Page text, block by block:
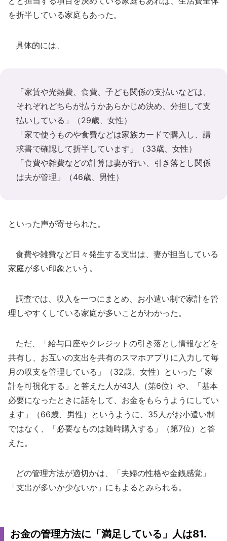
を折半している家庭もあった。
具体的には、
「家賃や光熱費、食費、子ども関係の支払いなどは、
それぞれどちらが払うかあらかじめ決め、分担して支
払いしている」（29歳、女性）
「家で使うものや食費などは家族カードで購入し、請
求書で確認して折半しています」（33歳、女性）
「食費や雑費などの計算は妻が行い、引き落とし関係
は夫が管理」（46歳、男性）
といった声が寄せられた。
食費や雑費など日々発生する支出は、妻が担当している
家庭が多い印象という。
調査では、収入を一つにまとめ、お小遣い制で家計を管
理しやすくしている家庭が多いことがわかった。
ただ、「給与口座やクレジットの引き落とし情報などを
共有し、お互いの支出を共有のスマホアプリに入力して毎
月の収支を管理している」（32歳、女性）といった「家
計を可視化する」と答えた人が43人（第6位）や、「基本
必要になったときに話をして、お金をもらうようにしてい
ます」（66歳、男性）というように、35人がお小遣い制
ではなく、「必要なものは随時購入する」（第7位）と答
えた。
どの管理方法が適切かは、「夫婦の性格や金銭感覚」
「支出が多いか少ないか」にもよるとみられる。
お金の管理方法に「満足している」人は81.